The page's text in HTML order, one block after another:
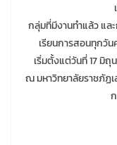
กลุ่มที่มีงานทำแล้ว แล
เรียนการสอนทุกวั
เริ่มตั้งแต่วันที่ 17 มิถุ
ณ มหาวิทยาลัยราชภัฏ